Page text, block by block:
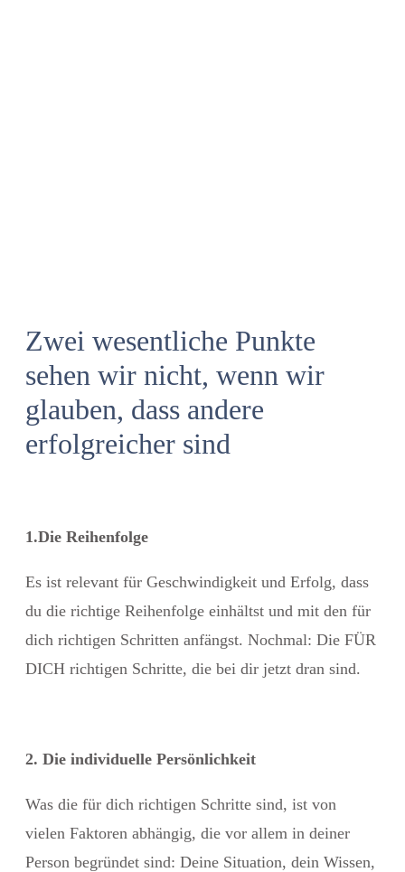
Zwei wesentliche Punkte
sehen wir nicht, wenn wir
glauben, dass andere
erfolgreicher sind
1.Die Reihenfolge
Es ist relevant für Geschwindigkeit und Erfolg, dass
du die richtige Reihenfolge einhältst und mit den für
dich richtigen Schritten anfängst. Nochmal: Die FÜR
DICH richtigen Schritte, die bei dir jetzt dran sind.
2. Die individuelle Persönlichkeit
Was die für dich richtigen Schritte sind, ist von
vielen Faktoren abhängig, die vor allem in deiner
Person begründet sind: Deine Situation, dein Wissen,